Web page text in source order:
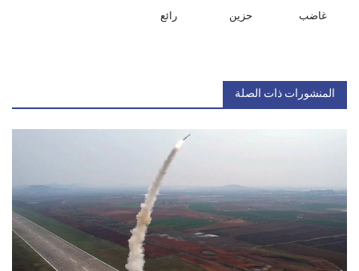
غاضب حزين رائع
المنشورات ذات الصلة